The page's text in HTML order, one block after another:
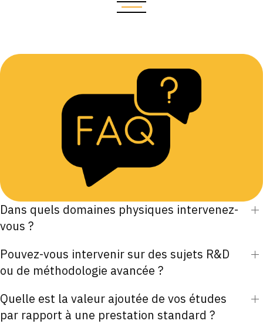
Dans quels domaines physiques intervenez-
vous ?
Pouvez-vous intervenir sur des sujets R&D
ou de méthodologie avancée ?
Quelle est la valeur ajoutée de vos études
par rapport à une prestation standard ?